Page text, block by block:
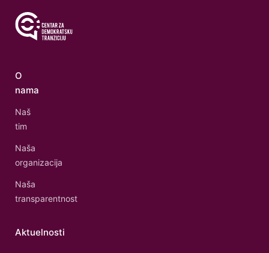
O
nama
Naš
tim
Naša
organizacija
Naša
transparentnost
Aktuelnosti